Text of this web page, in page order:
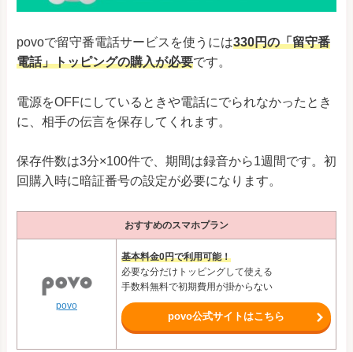
povoで留守番電話サービスを使うには330円の「留守番
電話」トッピングの購入が必要です。
電源をOFFにしているときや電話にでられなかったとき
に、相手の伝言を保存してくれます。
保存件数は3分×100件で、期間は録音から1週間です。初
回購入時に暗証番号の設定が必要になります。
おすすめのスマホプラン
povo
基本料金0円で利用可能！
必要な分だけトッピングして使える
手数料無料で初期費用が掛からない
povo公式サイトはこちら